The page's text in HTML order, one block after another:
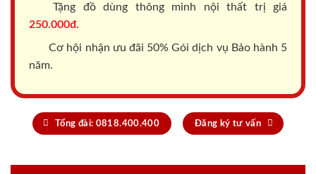
Tặng đồ dùng thông minh nội thất trị giá
250.000đ.
Cơ hội nhận ưu đãi 50% Gói dịch vụ Bảo hành 5
năm.
Tổng đài: 0818.400.400 Đăng ký tư vấn